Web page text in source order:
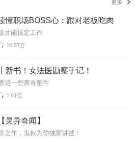
更多
懂职场BOSS心：跟对老板吃肉
才能搞定工作
10.57万
新书！女法医勘察手记！
遇一些离奇案件
1.61亿
灵异奇闻】
之作，鬼叔为你独家讲述！